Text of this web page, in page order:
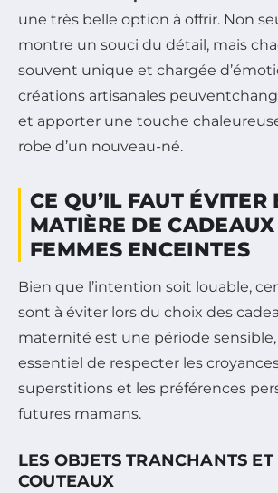
une très belle option à offrir. Non
montre un souci du détail, mais
souvent unique et chargée
créations artisanales
et apporter une touche
robe d’un nouveau-né.
CE QU’IL FAUT ÉVITER
MATIÈRE DE
FEMMES ENCEINTES
Bien que l’intention soit louable,
sont à éviter lors du choix des
maternité est une période
essentiel de respecter les
superstitions et les préférences
futures mamans.
LES OBJETS TRANCHANTS ET
COUTEAUX